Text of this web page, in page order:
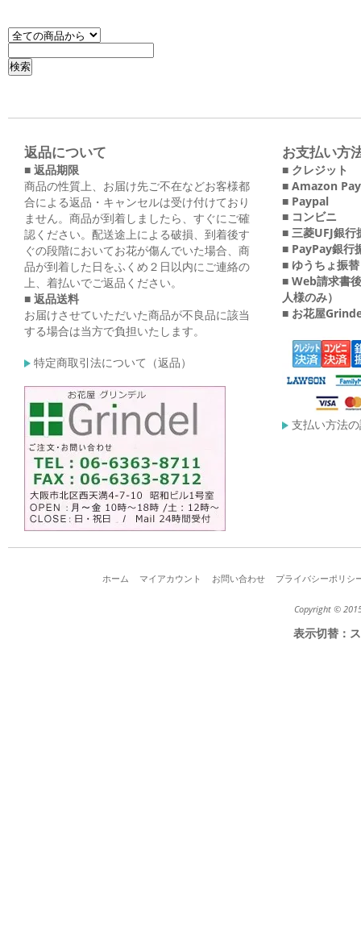
返品について
■ 返品期限
商品の性質上、お届け先ご不在などお客様都
合による返品・キャンセルは受け付けており
ません。商品が到着しましたら、すぐにご確
認ください。配送途上による破損、到着後す
ぐの段階においてお花が傷んでいた場合、商
品が到着した日をふくめ２日以内にご連絡の
上、着払いでご返品ください。
■ 返品送料
お届けさせていただいた商品が不良品に該当
する場合は当方で負担いたします。
特定商取引法について（返品）
お支払い方
■ クレジット
■ Amazon Pay
■ Paypal
■ コンビニ
■ 三菱UFJ銀行
■ PayPay銀行
■ ゆうちょ振替
■ Web請求書
人様のみ）
■ お花屋
支払い方法
ホーム マイアカウント お問い合わせ プライバシーポリシ
Copyright ©
表示切替：